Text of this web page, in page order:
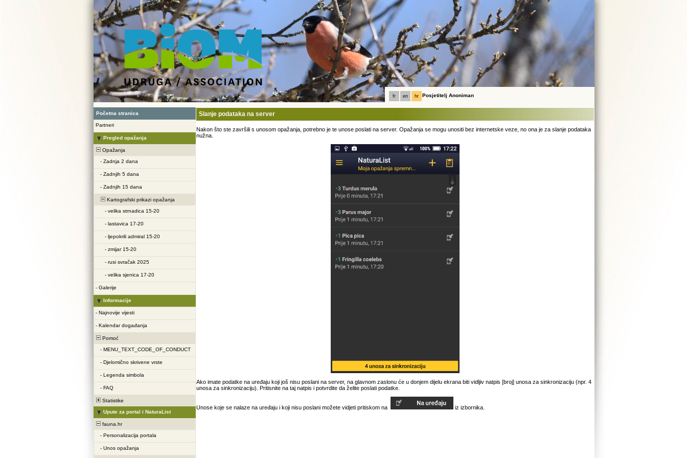
fr en hr Posjetitelj Anoniman
Početna stranica
Partneri
Pregled opažanja
Opažanja
- Zadnja 2 dana
- Zadnjih 5 dana
- Zadnjih 15 dana
Kartografski prikazi opažanja
- velika strnadica 15-20
- lastavica 17-20
- ljepokrili admiral 15-20
- zmijar 15-20
- rusi svračak 2025
- velika sjenica 17-20
- Galerije
Informacije
- Najnovije vijesti
- Kalendar događanja
Pomoć
- MENU_TEXT_CODE_OF_CONDUCT
- Djelomično skrivene vrste
- Legenda simbola
- FAQ
Statistike
Upute za portal i NaturaList
fauna.hr
- Personalizacija portala
- Unos opažanja
Slanje podataka na server
Nakon što ste završili s unosom opažanja, potrebno je te unose poslati na server. Opažanja se mogu unositi bez internetske veze, no ona je za slanje podataka
nužna.
Ako imate podatke na uređaju koji još nisu poslani na server, na glavnom zaslonu će u donjem dijelu ekrana biti vidljiv natpis [broj] unosa za sinkronizaciju (npr. 4
unosa za sinkronizaciju). Pritisnite na taj natpis i potvrdite da želite poslati podatke.
Unose koje se nalaze na uređaju i koji nisu poslani možete vidjeti pritiskom na iz izbornika.